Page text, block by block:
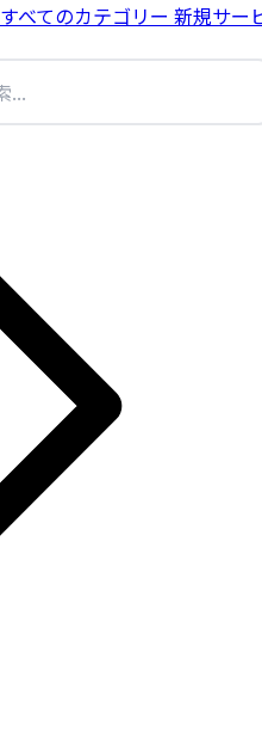
すべてのカテゴリー 新規サー